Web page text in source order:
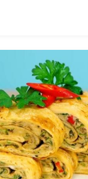
合的花語解答。